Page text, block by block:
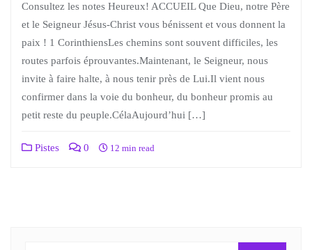
Consultez les notes Heureux! ACCUEIL Que Dieu, notre Père
et le Seigneur Jésus-Christ vous bénissent et vous donnent la
paix ! 1 CorinthiensLes chemins sont souvent difficiles, les
routes parfois éprouvantes.Maintenant, le Seigneur, nous
invite à faire halte, à nous tenir près de Lui.Il vient nous
confirmer dans la voie du bonheur, du bonheur promis au
petit reste du peuple.CélaAujourd’hui […]
Pistes 0 12 min read